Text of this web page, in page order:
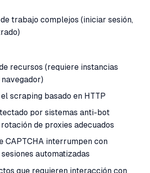
trabajo complejos (iniciar sesión,
recursos (requiere instancias
scraping basado en HTTP
por sistemas anti-bot
de proxies adecuados
CAPTCHA interrumpen con
automatizadas
que requieren interacción con